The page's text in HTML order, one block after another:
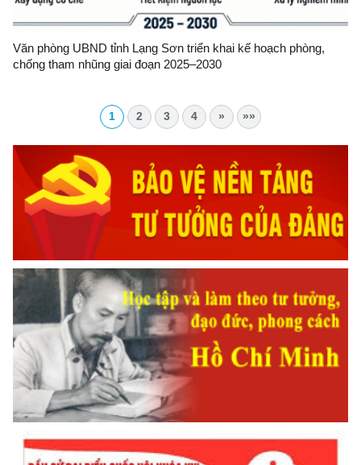
Văn phòng UBND tỉnh Lạng Sơn triển khai kế hoạch phòng,
chống tham nhũng giai đoạn 2025–2030
1 2 3 4 » »»